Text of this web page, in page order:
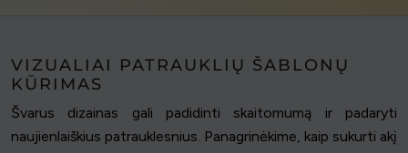
VIZUALIAI PATRAUKLIŲ ŠABLONŲ
KŪRIMAS
Švarus dizainas gali padidinti skaitomumą ir padaryti
naujienlaiškius patrauklesnius. Panagrinėkime, kaip sukurti akį